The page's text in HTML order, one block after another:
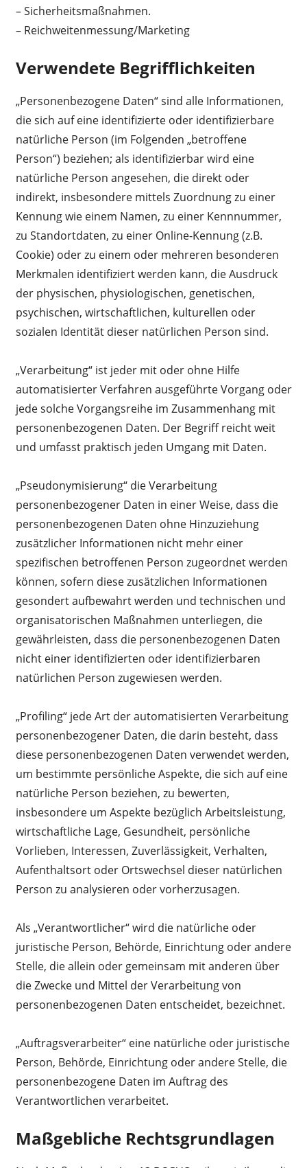
– Sicherheitsmaßnahmen.
– Reichweitenmessung/Marketing
Verwendete Begrifflichkeiten
„Personenbezogene Daten“ sind alle Informationen,
die sich auf eine identifizierte oder identifizierbare
natürliche Person (im Folgenden „betroffene
Person“) beziehen; als identifizierbar wird eine
natürliche Person angesehen, die direkt oder
indirekt, insbesondere mittels Zuordnung zu einer
Kennung wie einem Namen, zu einer Kennnummer,
zu Standortdaten, zu einer Online-Kennung (z.B.
Cookie) oder zu einem oder mehreren besonderen
Merkmalen identifiziert werden kann, die Ausdruck
der physischen, physiologischen, genetischen,
psychischen, wirtschaftlichen, kulturellen oder
sozialen Identität dieser natürlichen Person sind.
„Verarbeitung“ ist jeder mit oder ohne Hilfe
automatisierter Verfahren ausgeführte Vorgang oder
jede solche Vorgangsreihe im Zusammenhang mit
personenbezogenen Daten. Der Begriff reicht weit
und umfasst praktisch jeden Umgang mit Daten.
„Pseudonymisierung“ die Verarbeitung
personenbezogener Daten in einer Weise, dass die
personenbezogenen Daten ohne Hinzuziehung
zusätzlicher Informationen nicht mehr einer
spezifischen betroffenen Person zugeordnet werden
können, sofern diese zusätzlichen Informationen
gesondert aufbewahrt werden und technischen und
organisatorischen Maßnahmen unterliegen, die
gewährleisten, dass die personenbezogenen Daten
nicht einer identifizierten oder identifizierbaren
natürlichen Person zugewiesen werden.
„Profiling“ jede Art der automatisierten Verarbeitung
personenbezogener Daten, die darin besteht, dass
diese personenbezogenen Daten verwendet werden,
um bestimmte persönliche Aspekte, die sich auf eine
natürliche Person beziehen, zu bewerten,
insbesondere um Aspekte bezüglich Arbeitsleistung,
wirtschaftliche Lage, Gesundheit, persönliche
Vorlieben, Interessen, Zuverlässigkeit, Verhalten,
Aufenthaltsort oder Ortswechsel dieser natürlichen
Person zu analysieren oder vorherzusagen.
Als „Verantwortlicher“ wird die natürliche oder
juristische Person, Behörde, Einrichtung oder andere
Stelle, die allein oder gemeinsam mit anderen über
die Zwecke und Mittel der Verarbeitung von
personenbezogenen Daten entscheidet, bezeichnet.
„Auftragsverarbeiter“ eine natürliche oder juristische
Person, Behörde, Einrichtung oder andere Stelle, die
personenbezogene Daten im Auftrag des
Verantwortlichen verarbeitet.
Maßgebliche Rechtsgrundlagen